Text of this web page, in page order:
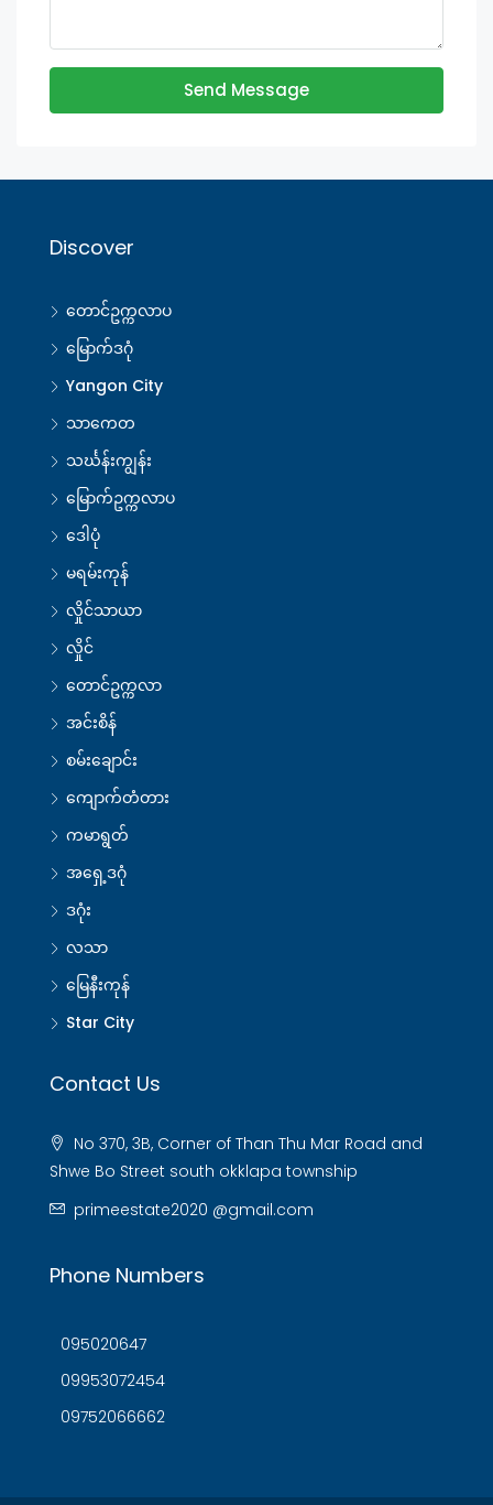
Send Message
Discover
တောင်ဥက္ကလာပ
မြောက်ဒဂုံ
Yangon City
သာကေတ
သင်္ဃန်းကျွန်း
မြောက်ဥက္ကလာပ
ဒေါပုံ
မရမ်းကုန်
လှိုင်သာယာ
လှိုင်
တောင်ဥက္ကလာ
အင်းစိန်
စမ်းချောင်း
ကျောက်တံတား
ကမာရွတ်
အရှေ့ဒဂုံ
ဒဂုံး
လသာ
မြေနီးကုန်
Star City
Contact Us
No 370, 3B, Corner of Than Thu Mar Road and
Shwe Bo Street south okklapa township
primeestate2020 @gmail.com
Phone Numbers
095020647
09953072454
09752066662